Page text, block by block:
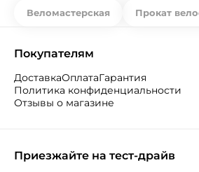
Веломастерская Прокат
Покупателям
ДоставкаОплатаГарантия
Политика конфиденциальности
Отзывы о магазине
Приезжайте на тест-драйв